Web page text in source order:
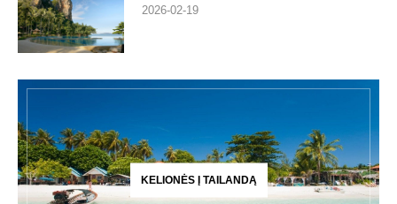
2026-02-19
KELIONĖS Į TAILANDĄ